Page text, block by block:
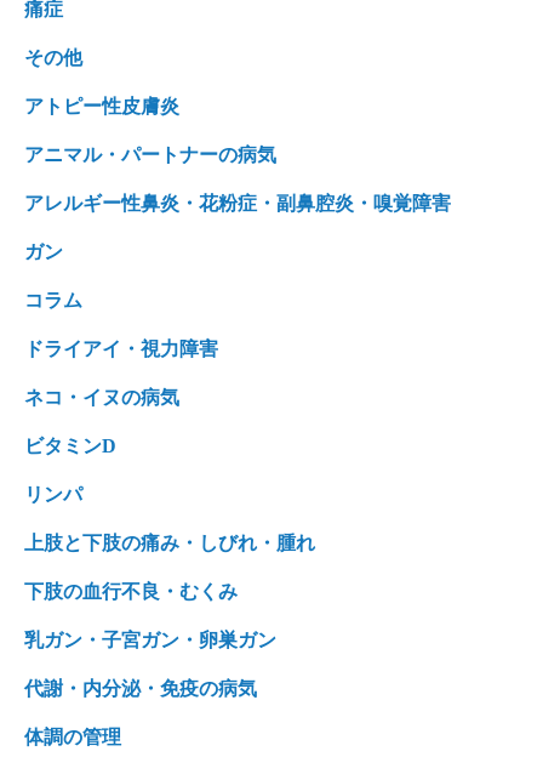
痛症
その他
アトピー性皮膚炎
アニマル・パートナーの病気
アレルギー性鼻炎・花粉症・副鼻腔炎・嗅覚障害
ガン
コラム
ドライアイ・視力障害
ネコ・イヌの病気
ビタミンD
リンパ
上肢と下肢の痛み・しびれ・腫れ
下肢の血行不良・むくみ
乳ガン・子宮ガン・卵巣ガン
代謝・内分泌・免疫の病気
体調の管理